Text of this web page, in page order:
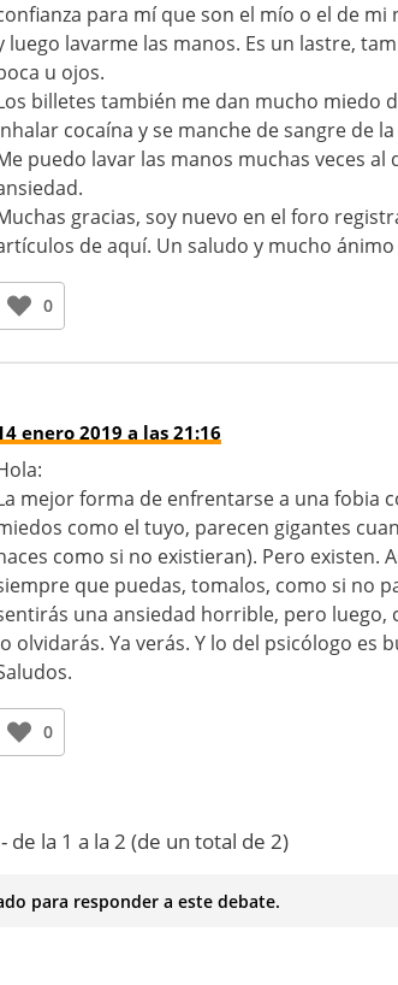
para mí que son el mío o el de
luego lavarme las manos. Es un lastre,
u ojos.
billetes también me dan mucho miedo
cocaína y se manche de sangre de
puedo lavar las manos muchas veces
gracias, soy nuevo en el foro
de aquí. Un saludo y mucho
0
enero 2019 a las 21:16
mejor forma de enfrentarse a una fobia
como el tuyo, parecen gigantes
como si no existieran). Pero existen.
que puedas, tomalos, como si no
una ansiedad horrible, pero
olvidarás. Ya verás. Y lo del psicólogo es
0
de la 1 a la 2 (de un total de 2)
para responder a este debate.